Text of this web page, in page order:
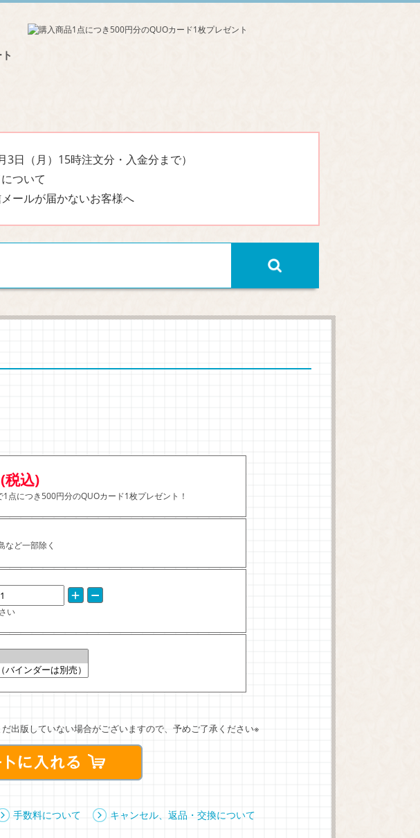
日（月）15時注文分・入金分まで）
ついて
ールが届かないお客様へ
税込)
点につき500円分のQUOカード1枚プレゼント！
など一部除く
い
出版していない場合がございますので、予めご了承ください※
手数料について キャンセル、返品・交換について